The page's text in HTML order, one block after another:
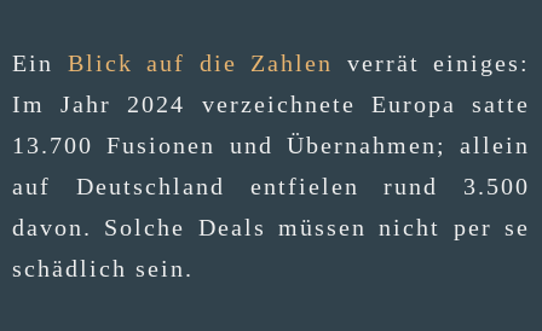
Ein Blick auf die Zah­len
ver­rät eini­ges:
Im Jahr 2024 ver­zeich­ne­te Euro­pa sat­te
13.700 Fusio­nen und Über­nah­men; allein
auf Deutsch­land ent­fie­len rund 3.500
davon. Sol­che Deals müs­sen nicht per se
schäd­lich sein.